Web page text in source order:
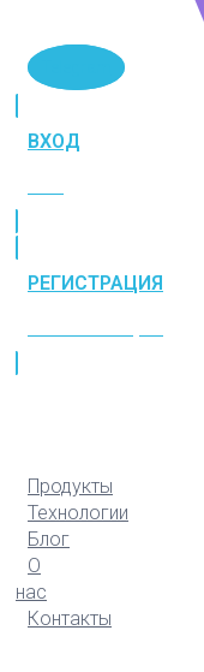
ВХОД
РЕГИСТРАЦИЯ
Продукты
Технологии
Блог
О
нас
Контакты